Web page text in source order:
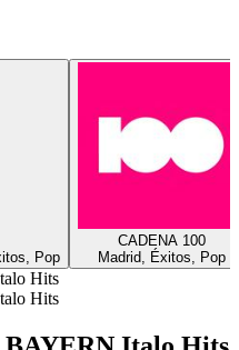
Pop
CADENA 100
Madrid, Éxitos, Pop
Hits
Hits